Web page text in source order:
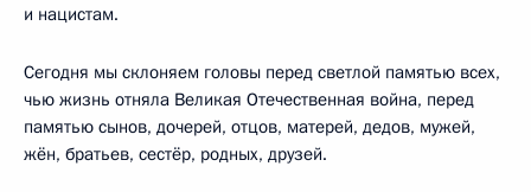
и нацистам.
Сегодня мы склоняем головы перед светлой памятью всех,
чью жизнь отняла Великая Отечественная война, перед
памятью сынов, дочерей, отцов, матерей, дедов, мужей,
жён, братьев, сестёр, родных, друзей.